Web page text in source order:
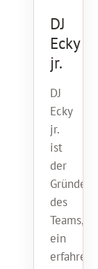
DJ
Ecky
jr.
DJ
Ecky
jr.
ist
der
Gründer
des
Teams,
ein
erfahrener